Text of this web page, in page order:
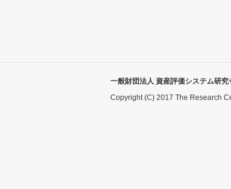
一般財団法人 資産評価システム研究
Copyright (C) 2017 The Research